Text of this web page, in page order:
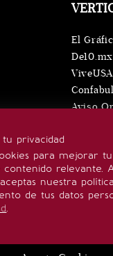
tu privacidad
para mejorar
relevante.
nuestra
de tus datos
.
El
De10.mx
ViveUSA
Aviso